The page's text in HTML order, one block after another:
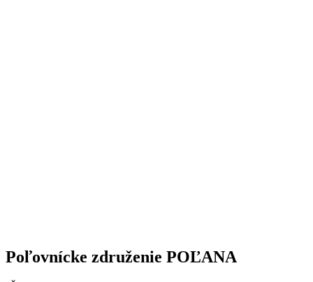
Poľovnícke združenie POĽANA